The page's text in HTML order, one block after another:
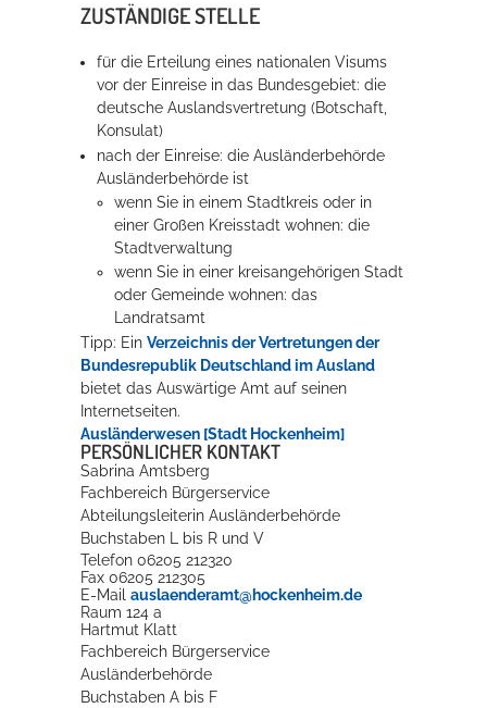
Spaß unter prickelnden Wasserfällen, das rauschende Meer im
Wellenbecken oder doch lieber die pure Entspannung auf der
Sprudelliege im Solebecken?
ZUSTÄNDIGE STELLE
für die Erteilung eines nationalen Visums
vor der Einreise in das Bundesgebiet: die
deutsche Auslandsvertretung (Botschaft,
Konsulat)
nach der Einreise: die Ausländerbehörde
Ausländerbehörde ist
wenn Sie in einem Stadtkreis oder in
einer Großen Kreisstadt wohnen: die
Stadtverwaltung
wenn Sie in einer kreisangehörigen Stadt
oder Gemeinde wohnen: das
Landratsamt
Tipp: Ein Verzeichnis der Vertretungen der
Bundesrepublik Deutschland im Ausland
bietet das Auswärtige Amt auf seinen
Internetseiten.
Ausländerwesen [Stadt Hockenheim]
PERSÖNLICHER KONTAKT
Sabrina Amtsberg
Fachbereich Bürgerservice
Abteilungsleiterin Ausländerbehörde
Buchstaben L bis R und V
Telefon 06205 212320
Fax 06205 212305
E-Mail auslaenderamt@hockenheim.de
Raum 124 a
Hartmut Klatt
Fachbereich Bürgerservice
Ausländerbehörde
Buchstaben A bis F